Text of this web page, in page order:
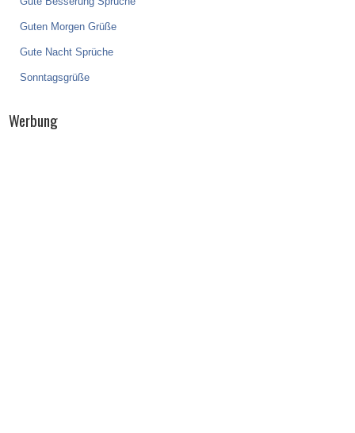
Guten Morgen Grüße
Gute Nacht Sprüche
Sonntagsgrüße
Werbung